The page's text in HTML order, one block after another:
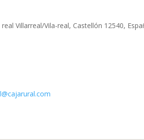
Villarreal/Vila-real, Castellón 12540,